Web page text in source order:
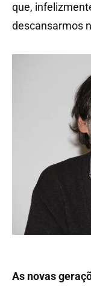
que,
descansarmos
As novas